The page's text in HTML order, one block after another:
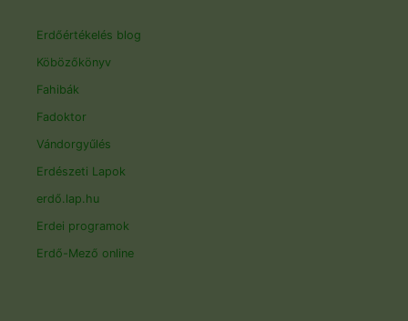
Erdőértékelés blog
Köbözőkönyv
Fahibák
Fadoktor
Vándorgyűlés
Erdészeti Lapok
erdő.lap.hu
Erdei programok
Erdő-Mező online